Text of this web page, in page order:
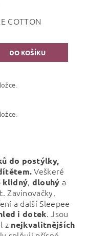
COTTON
do postýlky,
Veškeré
klidný, dlouhý a
Zavinovačky,
a další Sleepee
i dotek. Jsou
z nejkvalitnějších